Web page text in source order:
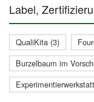
Label,
QualiKita (3)
Burzelbaum im